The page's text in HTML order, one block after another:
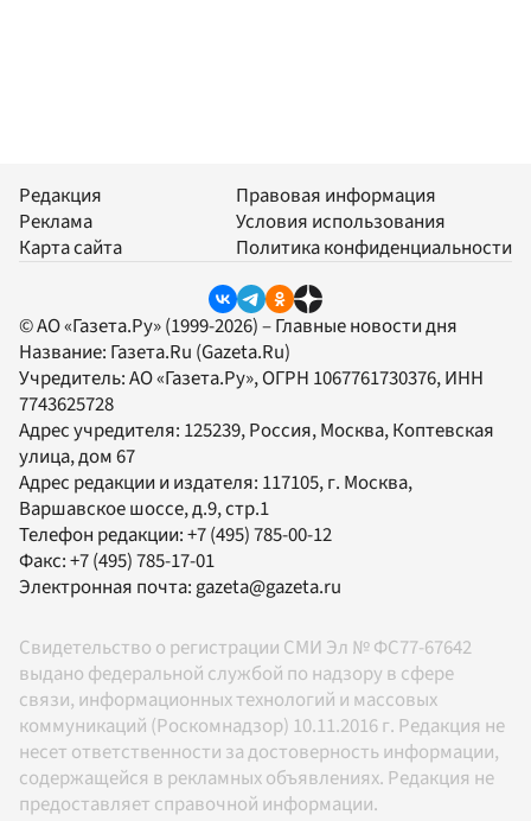
Редакция
Реклама
Карта сайта
Правовая информация
Условия использования
Политика конфиденциальности
© АО «Газета.Ру» (1999-2026) – Главные новости дня
Название: Газета.Ru (Gazeta.Ru)
Учредитель:АО «Газета.Ру», ОГРН 1067761730376, ИНН
7743625728
Адрес учредителя: 125239, Россия, Москва, Коптевская
улица, дом 67
Адрес редакции и издателя: 117105, г. Москва,
Варшавское шоссе, д.9, стр.1
Телефон редакции:+7 (495) 785-00-12
Факс:+7 (495) 785-17-01
Электронная почта:gazeta@gazeta.ru
Свидетельство о регистрации СМИ Эл № ФС77-67642
выдано федеральной службой по надзору в сфере
связи, информационных технологий и массовых
коммуникаций (Роскомнадзор) 10.11.2016 г. Редакция не
несет ответственности за достоверность информации,
содержащейся в рекламных объявлениях. Редакция не
предоставляет справочной информации.